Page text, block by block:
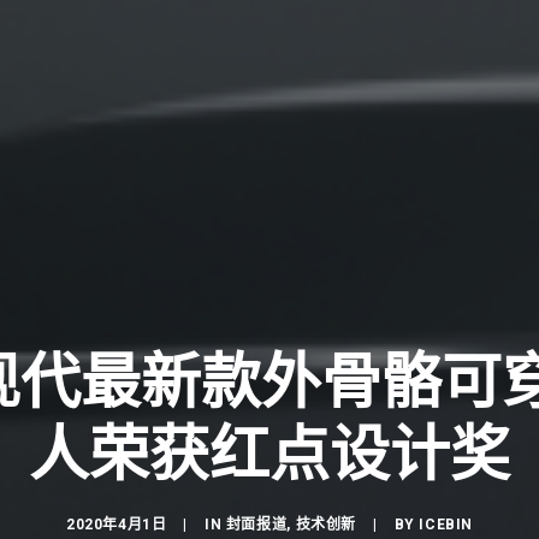
代最新款外骨骼可
人荣获红点设计奖
2020年4月1日 IN 封面报道, 技术创新 BY ICEBIN